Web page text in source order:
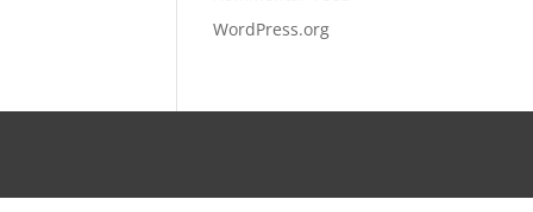
WordPress.org